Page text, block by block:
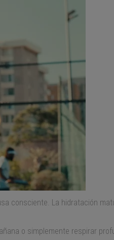
consciente. La hidratación
o simplemente respirar